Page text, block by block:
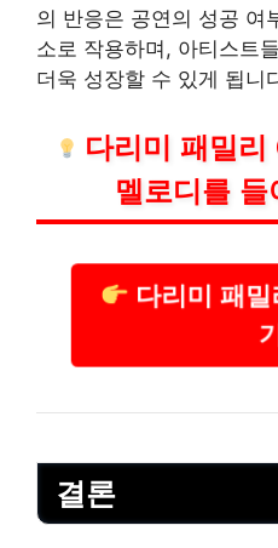
의 반응은 공연의 성공 여
소로 작용하며, 아티스트
더욱 성장할 수 있게 됩니
다리미 패밀리
멜로디를 들
다리미 패
결론